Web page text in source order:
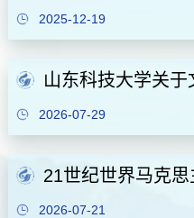
2025-12-19
2026-07-29
2026-07-21